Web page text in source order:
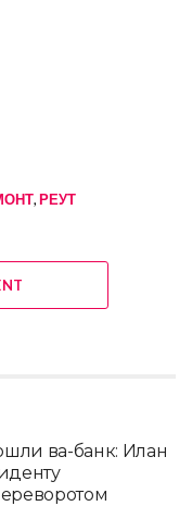
, РЕУТ
ва-банк: Илан